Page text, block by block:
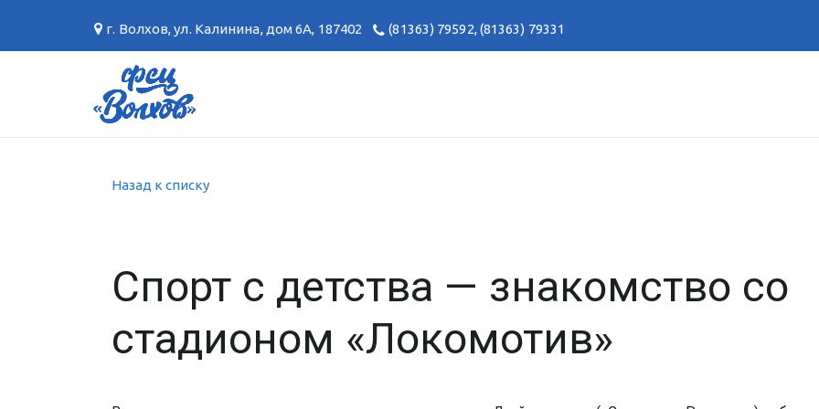
г. Волхов,ул. Калинина, дом 6А, 187402 (81363) 79592,(81363) 79331
Назад к списку
Спорт с детства — знакомство со
стадионом «Локомотив»